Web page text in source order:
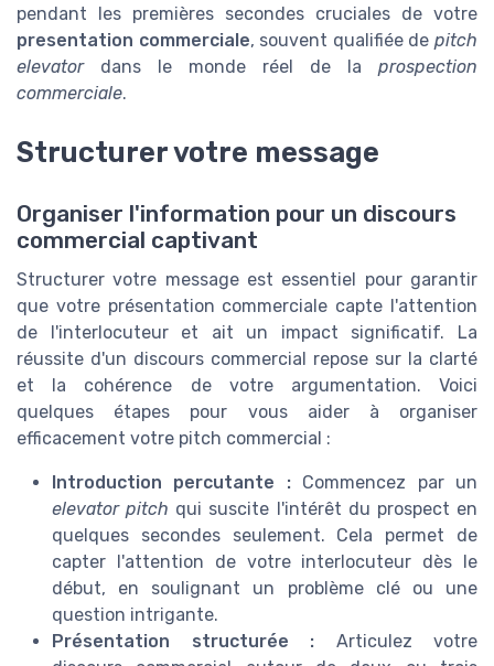
pendant les premières secondes cruciales de votre
presentation commerciale, souvent qualifiée depitch
elevatordans le monde réel de la prospection
commerciale.
Structurer votre message
Organiser l'information pour un discours
commercial captivant
Structurer votre message est essentiel pour garantir
que votre présentation commerciale capte l'attention
de l'interlocuteur et ait un impact significatif. La
réussite d'un discours commercial repose sur la clarté
et la cohérence de votre argumentation. Voici
quelques étapes pour vous aider à organiser
efficacement votre pitch commercial :
Introduction percutante :Commencez par un
elevator pitch qui suscite l'intérêt du prospect en
quelques secondes seulement. Cela permet de
capter l'attention de votre interlocuteur dès le
début, en soulignant un problème clé ou une
question intrigante.
Présentation structurée : Articulez votre